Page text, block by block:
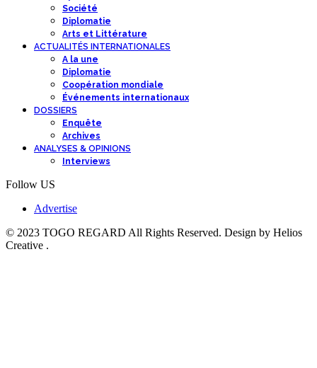
Société
Diplomatie
Arts et Littérature
ACTUALITÉS INTERNATIONALES
A la une
Diplomatie
Coopération mondiale
Événements internationaux
DOSSIERS
Enquête
Archives
ANALYSES & OPINIONS
Interviews
Follow US
Advertise
© 2023 TOGO REGARD All Rights Reserved. Design by Helios
Creative .